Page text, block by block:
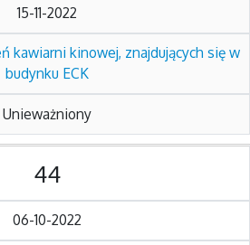
15-11-2022
kawiarni kinowej, znajdujących się w
budynku ECK
Unieważniony
44
06-10-2022